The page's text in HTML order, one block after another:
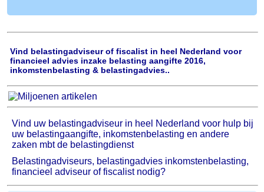
Vind belastingadviseur of fiscalist in heel Nederland voor
financieel advies inzake belasting aangifte 2016,
inkomstenbelasting & belastingadvies..
Vind uw belastingadviseur in heel Nederland voor hulp bij
uw belastingaangifte, inkomstenbelasting en andere
zaken mbt de belastingdienst
Belastingadviseurs, belastingadvies inkomstenbelasting,
financieel adviseur of fiscalist nodig?